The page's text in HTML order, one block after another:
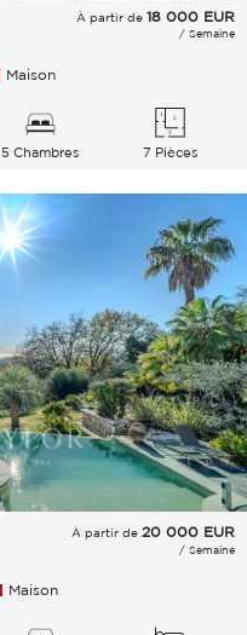
À partir de 18 000 EUR
/ Semaine
Maison
5 Chambres 7 Pièces
À partir de 20 000 EUR
/ Semaine
Maison